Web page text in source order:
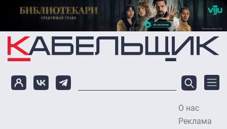
Перейти к основному содержанию
О нас
Реклама